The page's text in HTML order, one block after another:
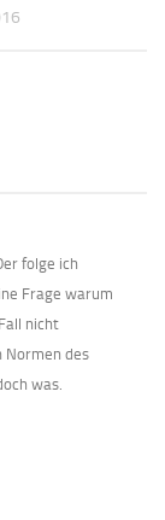
folge ich
Frage warum
nicht
Normen des
was.